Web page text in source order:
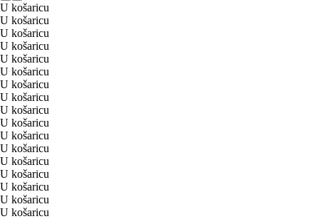
U košaricu
U košaricu
U košaricu
U košaricu
U košaricu
U košaricu
U košaricu
U košaricu
U košaricu
U košaricu
U košaricu
U košaricu
U košaricu
U košaricu
U košaricu
U košaricu
U košaricu